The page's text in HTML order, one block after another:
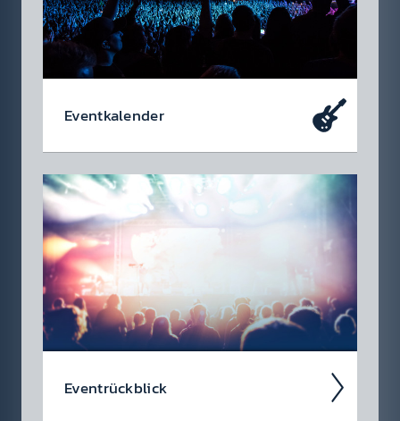
Event­kalen­der
Da soll­test du dabei sein – oder zu­mindest
so tun als ob. Die wir­klich coolen Events, die
du dir heute schon in den Kalen­der ein­tragen
soll­test.
Event­rück­blick